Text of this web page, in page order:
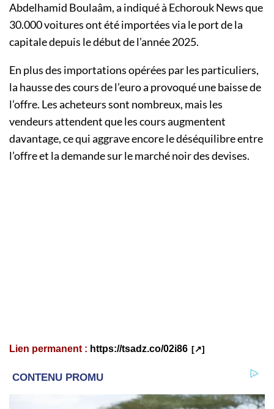
Abdelhamid Boulaâm, a indiqué à Echorouk News que
30.000 voitures ont été importées via le port de la
capitale depuis le début de l’année 2025.
En plus des importations opérées par les particuliers,
la hausse des cours de l’euro a provoqué une baisse de
l’offre. Les acheteurs sont nombreux, mais les
vendeurs attendent que les cours augmentent
davantage, ce qui aggrave encore le déséquilibre entre
l’offre et la demande sur le marché noir des devises.
Lien permanent : https://tsadz.co/02i86